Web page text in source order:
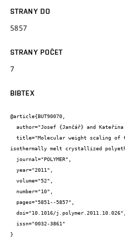
STRANY DO
5857
STRANY POČET
7
BIBTEX
@article{BUT90070,
isothermally melt crystallized
}